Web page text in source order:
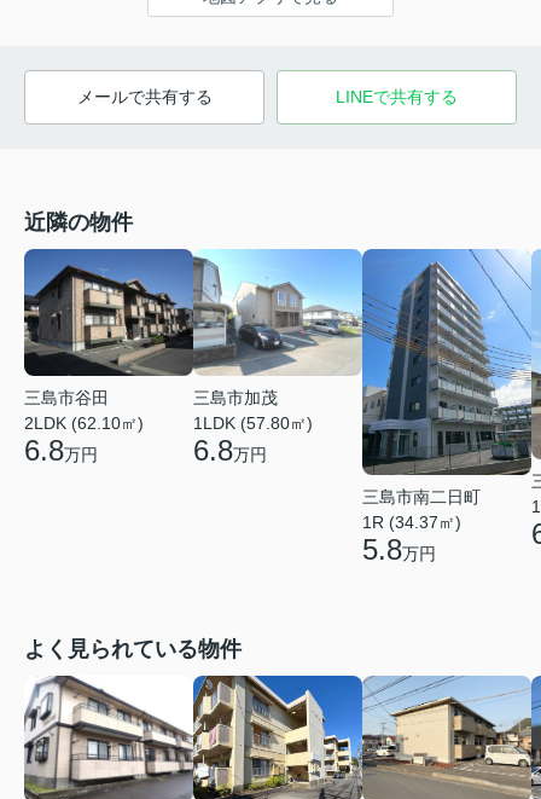
メールで共有する LINEで共有する
近隣の物件
三島市谷田
2LDK (62.10㎡)
6.8万円
三島市加茂
1LDK (57.80㎡)
6.8万円
三島市南二日町
1R (34.37㎡)
5.8万円
よく見られている物件